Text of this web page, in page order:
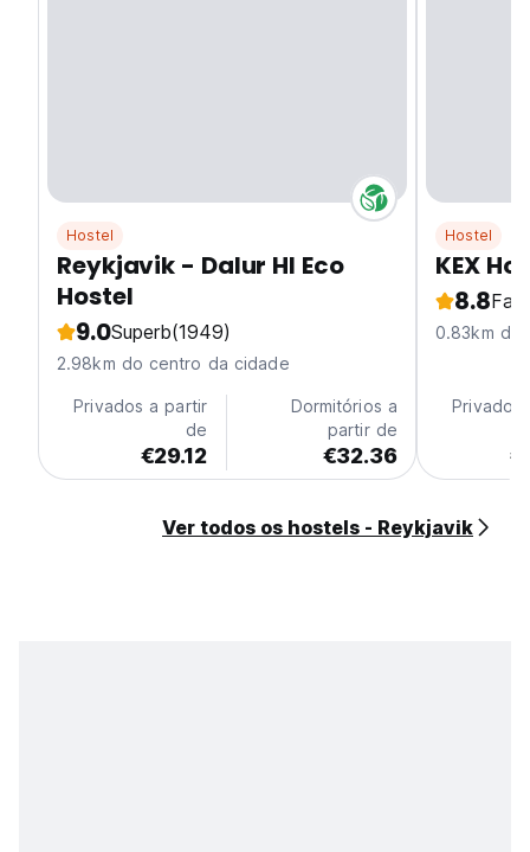
Hostel
Reykjavik - Dalur HI Eco
Hostel
9.0Superb(1949)
2.98km do centro da cidade
Privados a partir
de
€29.12
Dormitórios a
partir de
€32.36
Hostel
KEX
8.8
0.83km do
Privados
Ver todos os hostels - Reykjavik